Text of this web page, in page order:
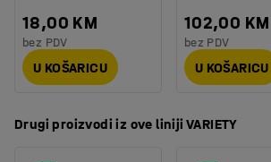
18,00 KM
bez PDV
U KOŠARICU
102,00 KM
bez PDV
U KOŠARICU
Drugi proizvodi iz ove liniji VARIETY